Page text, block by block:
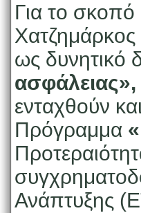
Για το σκοπό
ως δυνητικό
ασφάλειας»,
ενταχθούν
Πρόγραμμα
Ανάπτυξης